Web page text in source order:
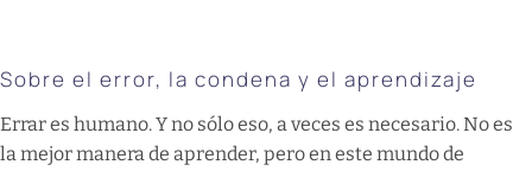
Sobre el error, la condena y el aprendizaje
Errar es humano. Y no sólo eso, a veces es necesario. No es
la mejor manera de aprender, pero en este mundo de